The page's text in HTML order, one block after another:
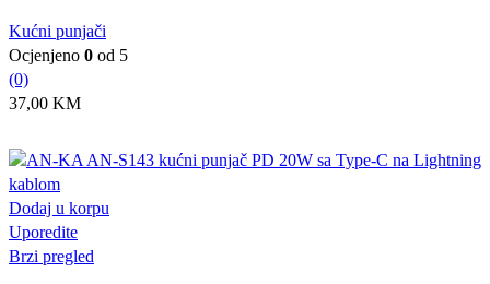
Kućni punjači
Ocjenjeno 0 od 5
(0)
37,00 KM
Dodaj u korpu
Uporedite
Brzi pregled